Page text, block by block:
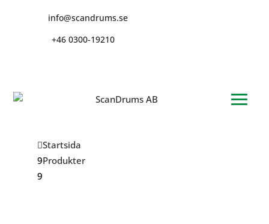
info@scandrums.se
+46 0300-19210
Startsida
Produkter